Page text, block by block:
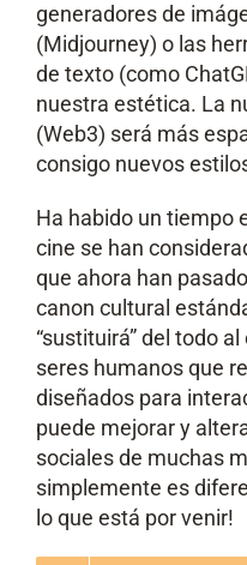
generadores de
(Midjourney) o las
de texto (como
nuestra estética. La
(Web3) será más
consigo nuevos
Ha habido un tiempo
cine se han
que ahora han
canon cultural
“sustituirá” del todo
seres humanos que
diseñados para
puede mejorar y
sociales de muchas
simplemente es
lo que está por venir!